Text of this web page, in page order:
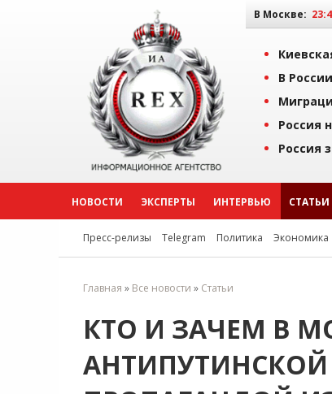
В Москве:
В
Россия
Россия
НОВОСТИ ЭКСПЕРТЫ ИНТЕРВЬЮ СТАТЬИ
Пресс-релизы Telegram Политика Экономика
Главная » Все новости » Статьи
КТО И ЗАЧЕМ В